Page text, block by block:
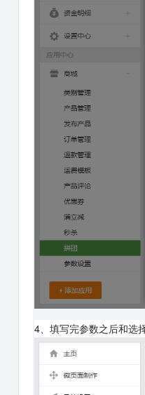
4、填写完参数之后和选